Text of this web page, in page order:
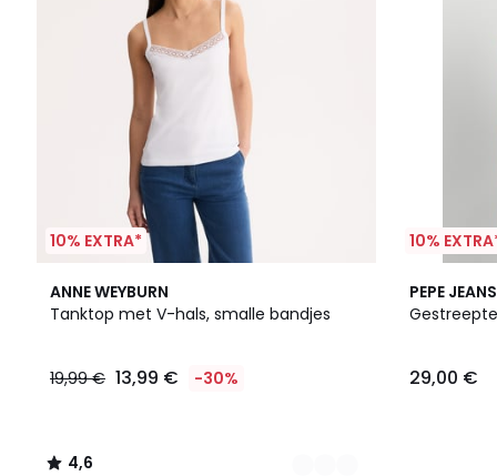
10% EXTRA*
ANNE WEYBURN
Tanktop met V-hals, smalle bandjes
19,99 € 13,99 € -30%
4,6
/ 5
2
Kleuren
4,6
10%
PEPE JEANS
29,00 €